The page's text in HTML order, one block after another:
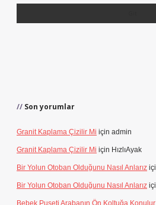
Son yorumlar
Granit Kaplama Çizilir Mi için admin
Granit Kaplama Çizilir Mi için HızlıAyak
Bir Yolun Otoban Olduğunu Nasıl Anlarız
Bir Yolun Otoban Olduğunu Nasıl Anlarız
Bebek Puseti Arabanın Ön Koltuğa